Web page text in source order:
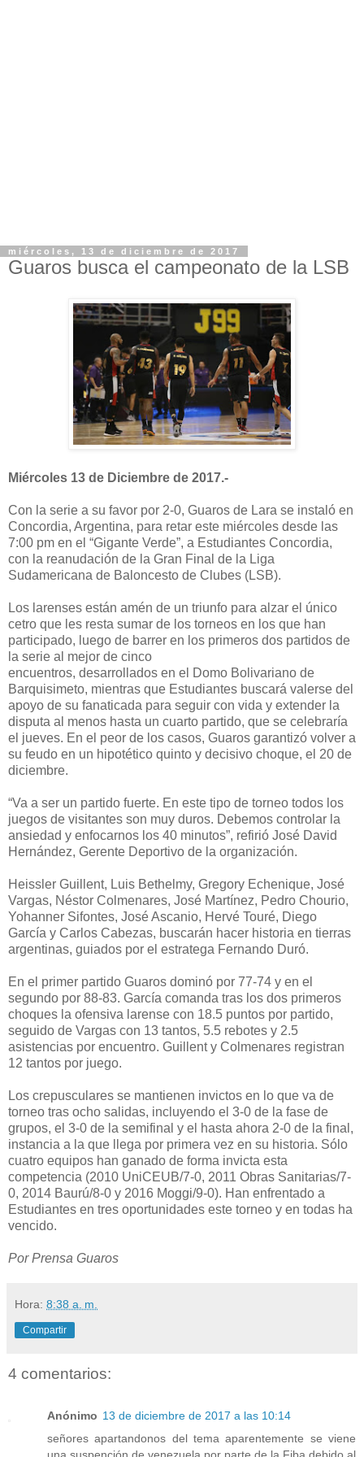
miércoles, 13 de diciembre de 2017
Guaros busca el campeonato de la LSB
Miércoles 13 de Diciembre de 2017.-
Con la serie a su favor por 2-0, Guaros de Lara se instaló en
Concordia, Argentina, para retar este miércoles desde las
7:00 pm en el “Gigante Verde”, a Estudiantes Concordia,
con la reanudación de la Gran Final de la Liga
Sudamericana de Baloncesto de Clubes (LSB).
Los larenses están amén de un triunfo para alzar el único
cetro que les resta sumar de los torneos en los que han
participado, luego de barrer en los primeros dos partidos de
la serie al mejor de cinco
encuentros, desarrollados en el Domo Bolivariano de
Barquisimeto, mientras que Estudiantes buscará valerse del
apoyo de su fanaticada para seguir con vida y extender la
disputa al menos hasta un cuarto partido, que se celebraría
el jueves. En el peor de los casos, Guaros garantizó volver a
su feudo en un hipotético quinto y decisivo choque, el 20 de
diciembre.
“Va a ser un partido fuerte. En este tipo de torneo todos los
juegos de visitantes son muy duros. Debemos controlar la
ansiedad y enfocarnos los 40 minutos”, refirió José David
Hernández, Gerente Deportivo de la organización.
Heissler Guillent, Luis Bethelmy, Gregory Echenique, José
Vargas, Néstor Colmenares, José Martínez, Pedro Chourio,
Yohanner Sifontes, José Ascanio, Hervé Touré, Diego
García y Carlos Cabezas, buscarán hacer historia en tierras
argentinas, guiados por el estratega Fernando Duró.
En el primer partido Guaros dominó por 77-74 y en el
segundo por 88-83. García comanda tras los dos primeros
choques la ofensiva larense con 18.5 puntos por partido,
seguido de Vargas con 13 tantos, 5.5 rebotes y 2.5
asistencias por encuentro. Guillent y Colmenares registran
12 tantos por juego.
Los crepusculares se mantienen invictos en lo que va de
torneo tras ocho salidas, incluyendo el 3-0 de la fase de
grupos, el 3-0 de la semifinal y el hasta ahora 2-0 de la final,
instancia a la que llega por primera vez en su historia. Sólo
cuatro equipos han ganado de forma invicta esta
competencia (2010 UniCEUB/7-0, 2011 Obras Sanitarias/7-
0, 2014 Baurú/8-0 y 2016 Moggi/9-0). Han enfrentado a
Estudiantes en tres oportunidades este torneo y en todas ha
vencido.
Por Prensa Guaros
Hora: 8:38 a. m.
Compartir
4 comentarios:
Anónimo 13 de diciembre de 2017 a las 10:14
señores apartandonos del tema aparentemente se viene